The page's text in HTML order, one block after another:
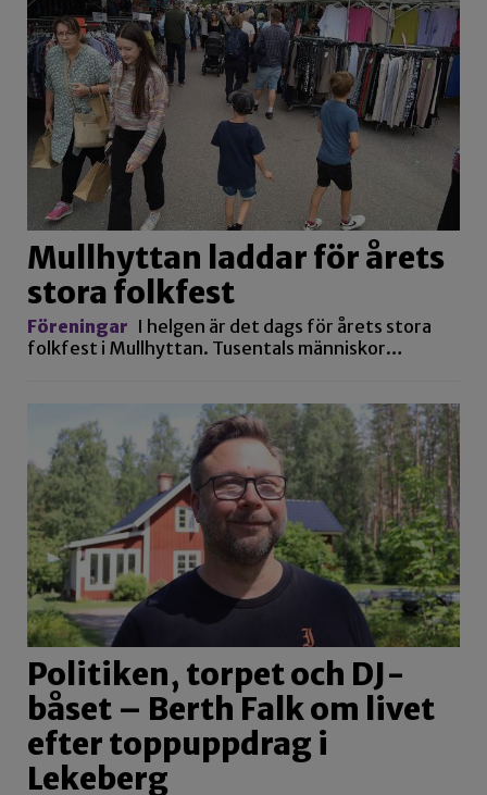
Mullhyttan laddar för årets
stora folkfest
Föreningar I helgen är det dags för årets stora
folkfest i Mullhyttan. Tusentals människor…
Politiken, torpet och DJ-
båset – Berth Falk om livet
efter toppuppdrag i
Lekeberg